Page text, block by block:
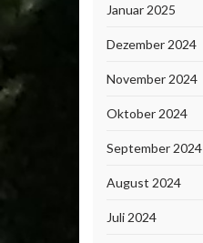
Januar 2025
Dezember 2024
November 2024
Oktober 2024
September 2024
August 2024
Juli 2024